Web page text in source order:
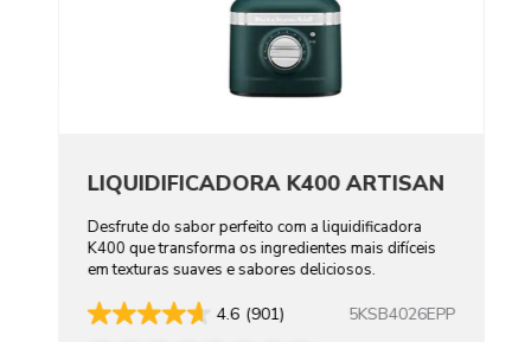
LIQUIDIFICADORA K400 ARTISAN
Desfrute do sabor perfeito com a liquidificadora
K400 que transforma os ingredientes mais difíceis
em texturas suaves e sabores deliciosos.
4.6 (901) 5KSB4026EPP